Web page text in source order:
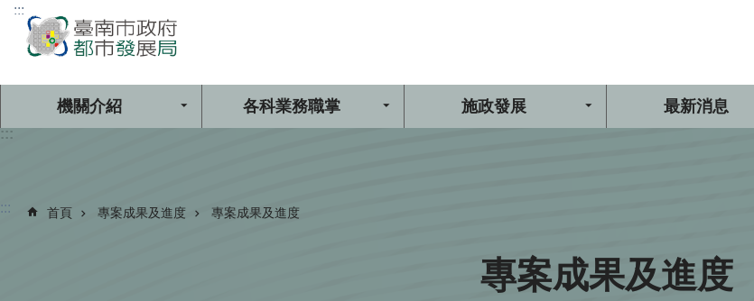
跳到主要內容區塊
:::
:::
機關介紹 各科業務職掌 施政發展 最新消息
::: 首頁 專案成果及進度 專案成果及進度
專案成果及進度